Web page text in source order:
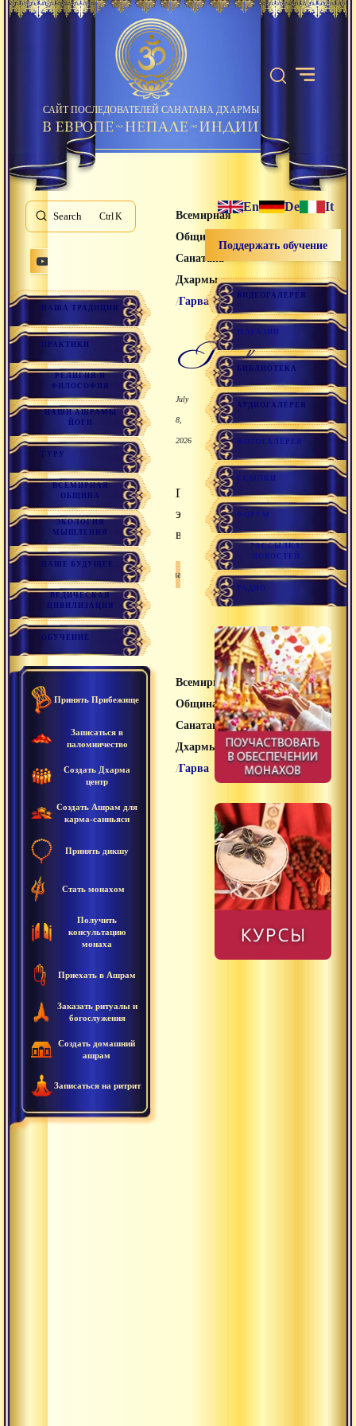
САЙТ ПОСЛЕДОВАТЕЛЕЙ САНАТАНА ДХАРМЫ
Search K
НАША ТРАДИЦИЯ
ПРАКТИКИ
РЕЛИГИЯ И
ФИЛОСОФИЯ
НАШИ АШРАМЫ
ЙОГИ
ГУРУ
ВСЕМИРНАЯ
ОБЩИНА
ЭКОЛОГИЯ
МЫШЛЕНИЯ
НАШЕ БУДУЩЕЕ
ВЕДИЧЕСКАЯ
ЦИВИЛИЗАЦИЯ
ОБУЧЕНИЕ
Принять Прибежище
Записаться в
паломничество
Создать Дхарма
центр
Создать Ашрам для
карма-санньяси
Принять дикшу
Стать монахом
Получить
консультацию
монаха
Приехать в Ашрам
Заказать ритуалы и
богослужения
Создать домашний
ашрам
Записаться на ритрит
Всемирная
Община
Санатана
Дхармы
/Гарва
гарва
July
8,
2026
Гордыня,
эгоизм,
высокомерие.
Санатана дхарма
Всемирная
Община
Санатана
Дхармы
/Гарва
En De It
Поддержать обучение
ВИДЕОГАЛЕРЕЯ
МАГАЗИН
БИБЛИОТЕКА
АУДИОГАЛЕРЕЯ
ФОТОГАЛЕРЕЯ
ССЫЛКИ
ФОРУМ
РАССЫЛКА
НОВОСТЕЙ
РАДИО